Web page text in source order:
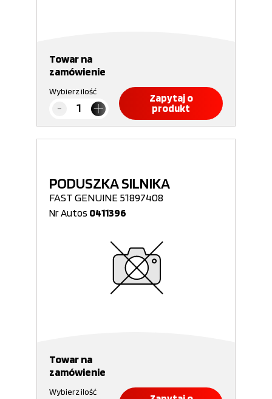
Towar na
zamówienie
Wybierz ilość
Zapytaj o
produkt
PODUSZKA SILNIKA
FAST GENUINE 51897408
Nr Autos 0411396
Towar na
zamówienie
Wybierz ilość